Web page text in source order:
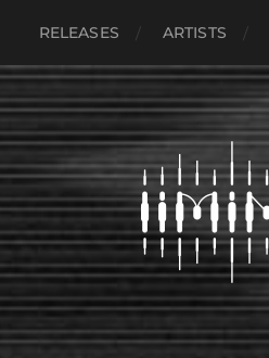
RELEASES ARTISTS